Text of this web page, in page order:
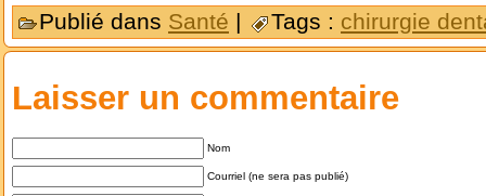
Publié dans Santé | Tags : chirurgie
Laisser un commentaire
Nom
Courriel (ne sera pas publié)